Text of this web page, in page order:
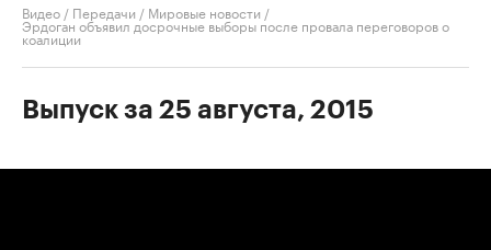
Видео / Передачи / Мировые новости /
Эрдоган объявил досрочные выборы после провала переговоров о
коалиции
Выпуск за 25 августа, 2015